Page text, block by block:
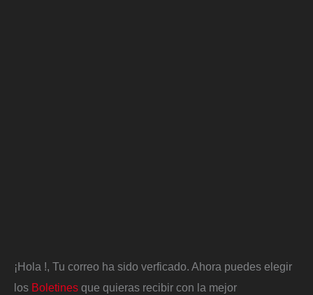
¡Hola !, Tu correo ha sido verficado. Ahora puedes elegir
los Boletines que quieras recibir con la mejor